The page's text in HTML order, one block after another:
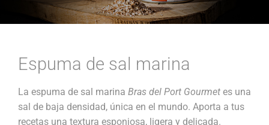
Espuma de sal marina
La espuma de sal marina Bras del Port Gourmet es una
sal de baja densidad, única en el mundo. Aporta a tus
recetas una textura esponjosa, ligera y delicada.